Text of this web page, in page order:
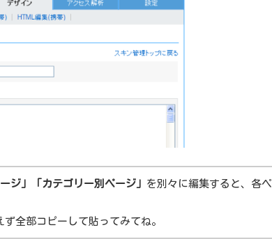
ジ」「カテゴリー別ページ」 を別々に編集すると、各ペ
全部コピーして貼ってみてね。